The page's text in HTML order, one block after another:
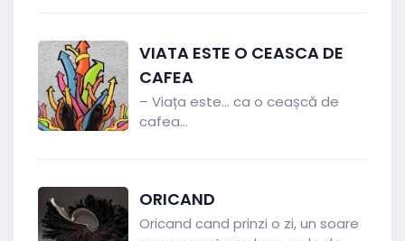
VIATA ESTE O CEASCA DE
CAFEA
– Viața este... ca o ceașcă de
cafea...
ORICAND
Oricand cand prinzi o zi, un soare